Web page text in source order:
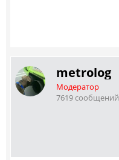
metrolog
Модератор
7619 сообщений